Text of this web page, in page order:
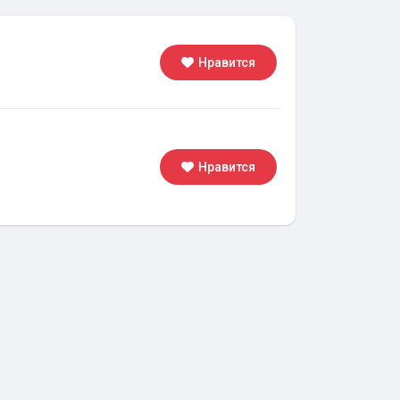
Нравится
Нравится